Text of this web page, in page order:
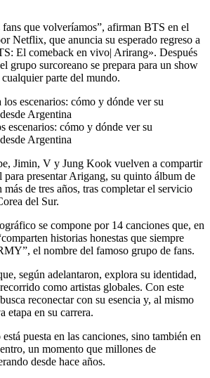
que volveríamos”, afirman BTS en el
Netflix, que anuncia su esperado regreso a
El comeback en vivo| Arirang». Después
grupo surcoreano se prepara para un show
parte del mundo.
escenarios: cómo y dónde ver su
Argentina
Jimin, V y Jung Kook vuelven a compartir
para presentar Arigang, su quinto álbum de
de tres años, tras completar el servicio
del Sur.
se compone por 14 canciones que, en
historias honestas que siempre
el nombre del famoso grupo de fans.
según adelantaron, explora su identidad,
como artistas globales. Con este
reconectar con su esencia y, al mismo
etapa en su carrera.
puesta en las canciones, sino también en
un momento que millones de
desde hace años.